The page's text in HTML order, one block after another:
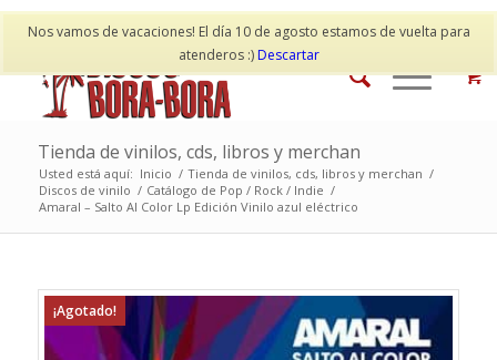
Nos vamos de vacaciones! El día 10 de agosto estamos de vuelta para
atenderos :)Descartar
Mi cuenta Contacto
Tienda de vinilos, cds, libros y merchan
Usted está aquí: Inicio / Tienda de vinilos, cds, libros y merchan /
Discos de vinilo / Catálogo de Pop / Rock / Indie /
Amaral – Salto Al Color Lp Edición Vinilo azul eléctrico
¡Agotado!